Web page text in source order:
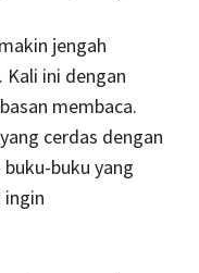
jengah
Kali ini dengan
membaca.
cerdas dengan
buku yang
ingin